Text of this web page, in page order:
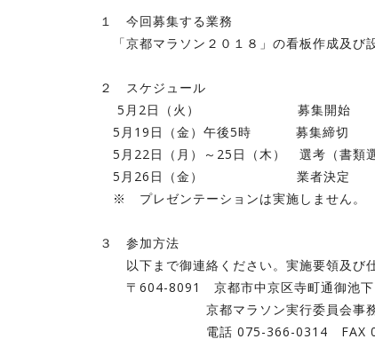
１ 今回募集する業務
「京都マラソン２０１８」の看板作成
２ スケジュール
5月2日（火） 募集開始
5月19日（金）午後5時 募集締切
5月22日（月）～25日（木） 選考（書類選
5月26日（金） 業者決定
※ プレゼンテーションは実施しません。
３ 参加方法
以下まで御連絡ください。実施要領及び仕
〒604-8091 京都市中京区寺町通御池下
京都マラソン実行委員会事務
電話 075-366-0314 FAX